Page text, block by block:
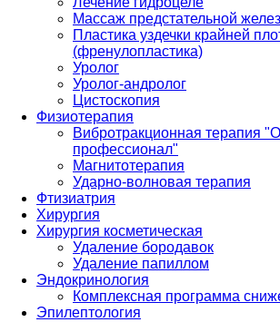
Массаж предстательной
Пластика уздечки крайней
(френулопластика)
Уролог
Уролог-андролог
Цистоскопия
Физиотерапия
Вибротракционная терапия
профессионал"
Магнитотерапия
Ударно-волновая терапия
Фтизиатрия
Хирургия
Хирургия косметическая
Удаление бородавок
Удаление папиллом
Эндокринология
Комплексная программа
Эпилептология